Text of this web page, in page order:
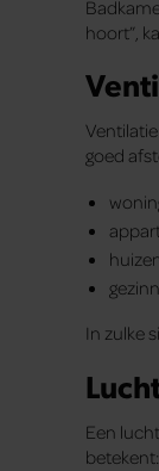
hoort”,
goed
In zulke
Een
betekent: